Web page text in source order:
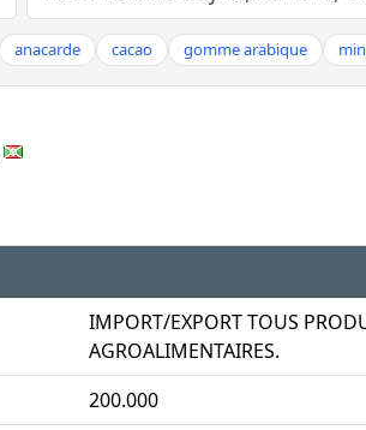
anacarde cacao gomme arabique
IMPORT/EXPORT TOUS
AGROALIMENTAIRES.
200.000